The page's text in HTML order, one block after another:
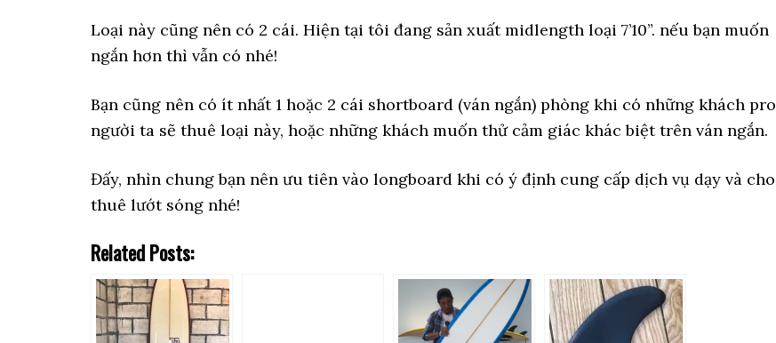
Loại này cũng nên có 2 cái. Hiện tại tôi đang sản xuất midlength loại 7’10”. nếu bạn muốn
ngắn hơn thì vẫn có nhé!
Bạn cũng nên có ít nhất 1 hoặc 2 cái shortboard (ván ngắn) phòng khi có những khách pro
người ta sẽ thuê loại này, hoặc những khách muốn thử cảm giác khác biệt trên ván ngắn.
Đấy, nhìn chung bạn nên ưu tiên vào longboard khi có ý định cung cấp dịch vụ dạy và cho
thuê lướt sóng nhé!
Related Posts: